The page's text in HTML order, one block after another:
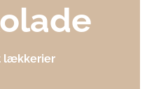
lækkerier